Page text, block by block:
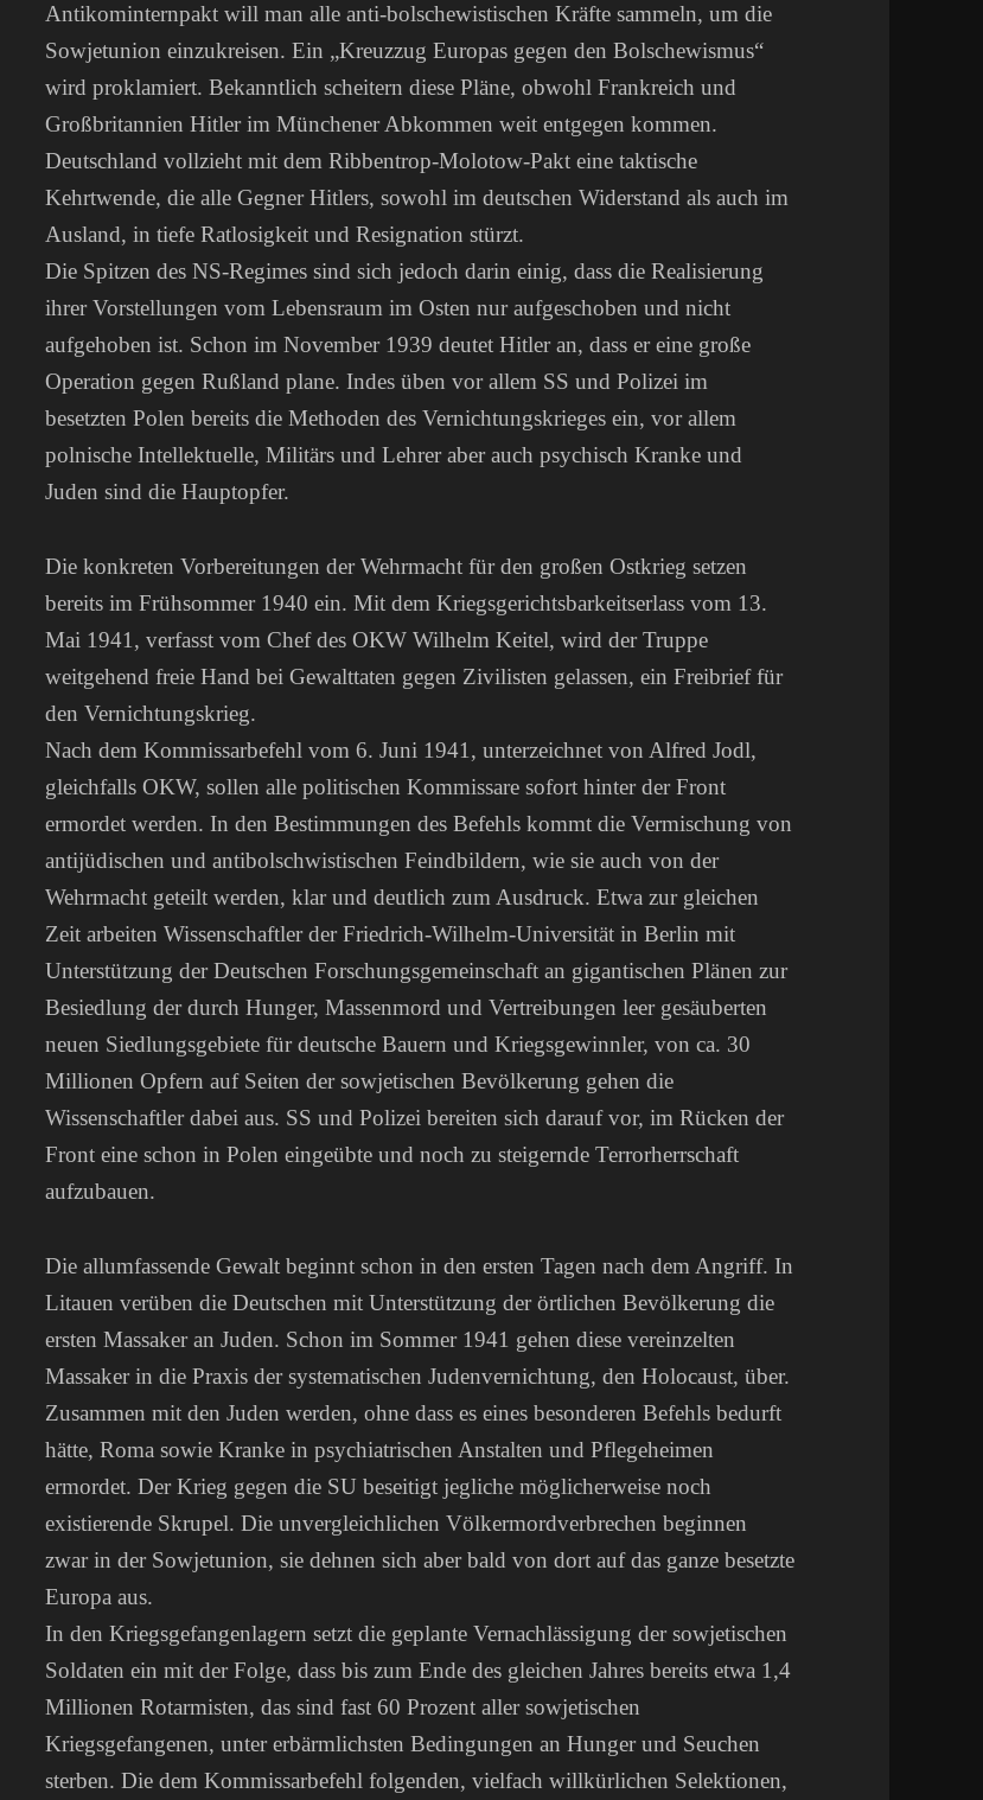
Antikominternpakt will man alle anti-bolschewistischen Kräfte sammeln, um die
Sowjetunion einzukreisen. Ein „Kreuzzug Europas gegen den Bolschewismus“
wird proklamiert. Bekanntlich scheitern diese Pläne, obwohl Frankreich und
Großbritannien Hitler im Münchener Abkommen weit entgegen kommen.
Deutschland vollzieht mit dem Ribbentrop-Molotow-Pakt eine taktische
Kehrtwende, die alle Gegner Hitlers, sowohl im deutschen Widerstand als auch im
Ausland, in tiefe Ratlosigkeit und Resignation stürzt.
Die Spitzen des NS-Regimes sind sich jedoch darin einig, dass die Realisierung
ihrer Vorstellungen vom Lebensraum im Osten nur aufgeschoben und nicht
aufgehoben ist. Schon im November 1939 deutet Hitler an, dass er eine große
Operation gegen Rußland plane. Indes üben vor allem SS und Polizei im
besetzten Polen bereits die Methoden des Vernichtungskrieges ein, vor allem
polnische Intellektuelle, Militärs und Lehrer aber auch psychisch Kranke und
Juden sind die Hauptopfer.
Die konkreten Vorbereitungen der Wehrmacht für den großen Ostkrieg setzen
bereits im Frühsommer 1940 ein. Mit dem Kriegsgerichtsbarkeitserlass vom 13.
Mai 1941, verfasst vom Chef des OKW Wilhelm Keitel, wird der Truppe
weitgehend freie Hand bei Gewalttaten gegen Zivilisten gelassen, ein Freibrief für
den Vernichtungskrieg.
Nach dem Kommissarbefehl vom 6. Juni 1941, unterzeichnet von Alfred Jodl,
gleichfalls OKW, sollen alle politischen Kommissare sofort hinter der Front
ermordet werden. In den Bestimmungen des Befehls kommt die Vermischung von
antijüdischen und antibolschwistischen Feindbildern, wie sie auch von der
Wehrmacht geteilt werden, klar und deutlich zum Ausdruck. Etwa zur gleichen
Zeit arbeiten Wissenschaftler der Friedrich-Wilhelm-Universität in Berlin mit
Unterstützung der Deutschen Forschungsgemeinschaft an gigantischen Plänen zur
Besiedlung der durch Hunger, Massenmord und Vertreibungen leer gesäuberten
neuen Siedlungsgebiete für deutsche Bauern und Kriegsgewinnler, von ca. 30
Millionen Opfern auf Seiten der sowjetischen Bevölkerung gehen die
Wissenschaftler dabei aus. SS und Polizei bereiten sich darauf vor, im Rücken der
Front eine schon in Polen eingeübte und noch zu steigernde Terrorherrschaft
aufzubauen.
Die allumfassende Gewalt beginnt schon in den ersten Tagen nach dem Angriff. In
Litauen verüben die Deutschen mit Unterstützung der örtlichen Bevölkerung die
ersten Massaker an Juden. Schon im Sommer 1941 gehen diese vereinzelten
Massaker in die Praxis der systematischen Judenvernichtung, den Holocaust, über.
Zusammen mit den Juden werden, ohne dass es eines besonderen Befehls bedurft
hätte, Roma sowie Kranke in psychiatrischen Anstalten und Pflegeheimen
ermordet. Der Krieg gegen die SU beseitigt jegliche möglicherweise noch
existierende Skrupel. Die unvergleichlichen Völkermordverbrechen beginnen
zwar in der Sowjetunion, sie dehnen sich aber bald von dort auf das ganze besetzte
Europa aus.
In den Kriegsgefangenlagern setzt die geplante Vernachlässigung der sowjetischen
Soldaten ein mit der Folge, dass bis zum Ende des gleichen Jahres bereits etwa 1,4
Millionen Rotarmisten, das sind fast 60 Prozent aller sowjetischen
Kriegsgefangenen, unter erbärmlichsten Bedingungen an Hunger und Seuchen
sterben. Die dem Kommissarbefehl folgenden, vielfach willkürlichen Selektionen,